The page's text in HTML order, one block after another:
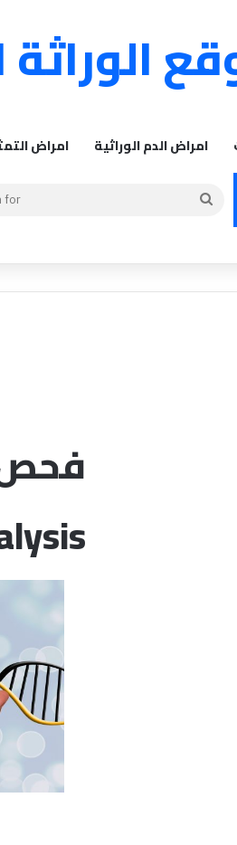
الوراثة
امراض امراض الدم الوراثية